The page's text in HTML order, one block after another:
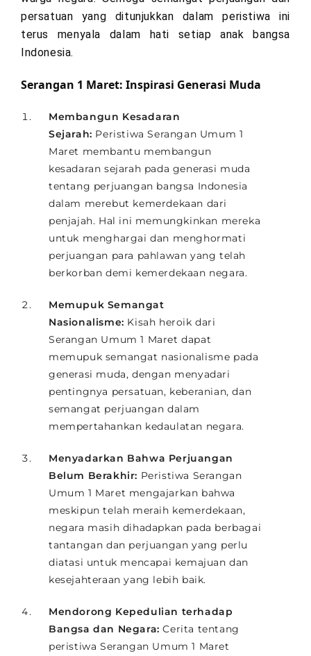
persatuan yang ditunjukkan dalam peristiwa ini
terus menyala dalam hati setiap anak bangsa
Indonesia.
Serangan 1 Maret: Inspirasi Generasi Muda
Membangun Kesadaran
Sejarah: Peristiwa Serangan Umum 1
Maret membantu membangun
kesadaran sejarah pada generasi muda
tentang perjuangan bangsa Indonesia
dalam merebut kemerdekaan dari
penjajah. Hal ini memungkinkan mereka
untuk menghargai dan menghormati
perjuangan para pahlawan yang telah
berkorban demi kemerdekaan negara.
Memupuk Semangat
Nasionalisme: Kisah heroik dari
Serangan Umum 1 Maret dapat
memupuk semangat nasionalisme pada
generasi muda, dengan menyadari
pentingnya persatuan, keberanian, dan
semangat perjuangan dalam
mempertahankan kedaulatan negara.
Menyadarkan Bahwa Perjuangan
Belum Berakhir: Peristiwa Serangan
Umum 1 Maret mengajarkan bahwa
meskipun telah meraih kemerdekaan,
negara masih dihadapkan pada berbagai
tantangan dan perjuangan yang perlu
diatasi untuk mencapai kemajuan dan
kesejahteraan yang lebih baik.
Mendorong Kepedulian terhadap
Bangsa dan Negara: Cerita tentang
peristiwa Serangan Umum 1 Maret